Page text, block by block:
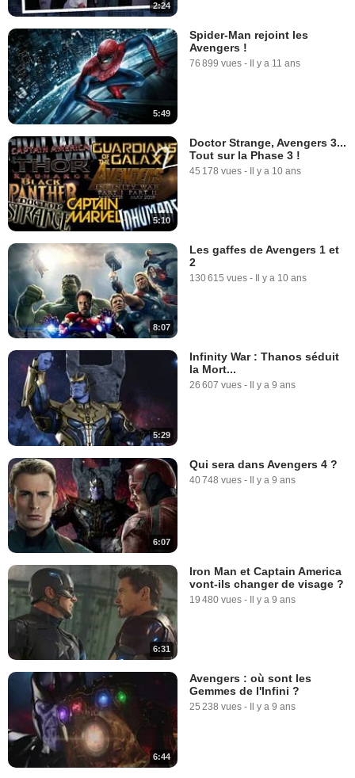
2:24
5:49
Spider-Man rejoint les
Avengers !
76 899 vues - Il y a 11 ans
5:10
Doctor Strange, Avengers 3...
Tout sur la Phase 3 !
45 178 vues - Il y a 10 ans
8:07
Les gaffes de Avengers 1 et
2
130 615 vues - Il y a 10 ans
5:29
Infinity War : Thanos séduit
la Mort...
26 607 vues - Il y a 9 ans
6:07
Qui sera dans Avengers 4 ?
40 748 vues - Il y a 9 ans
6:31
Iron Man et Captain America
vont-ils changer de visage ?
19 480 vues - Il y a 9 ans
6:44
Avengers : où sont les
Gemmes de l'Infini ?
25 238 vues - Il y a 9 ans